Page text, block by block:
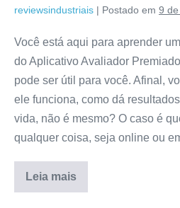
reviewsindustriais | Postado em 9
Você está aqui para aprender
do Aplicativo Avaliador
pode ser útil para você. Afinal,
ele funciona, como dá
vida, não é mesmo? O caso é
qualquer coisa, seja online ou
Leia mais
Aplicativo